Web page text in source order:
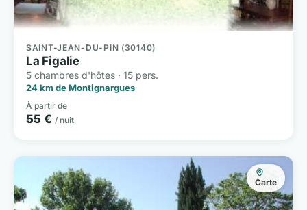
SAINT-JEAN-DU-PIN (30140)
La Figalie
5 chambres d'hôtes · 15 pers.
24 km de Montignargues
À partir de
55 € / nuit
Carte